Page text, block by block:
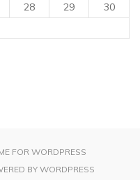
28 29
30
FOR WORDPRESS
BY WORDPRESS